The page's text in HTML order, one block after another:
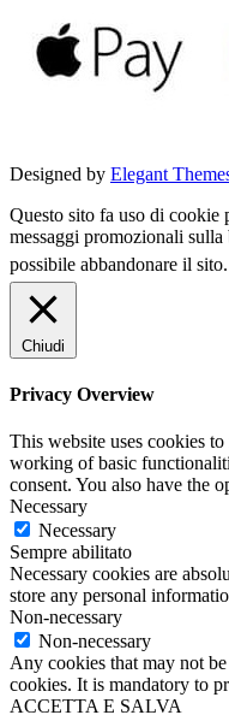
Designed by Elegant
Questo sito fa uso di cookie
messaggi promozionali
possibile abbandonare il sito.
Chiudi
Privacy Overview
This website uses cookies
working of basic
consent. You also have the
Necessary
Necessary
Sempre abilitato
Necessary cookies are
store any personal
Non-necessary
Non-necessary
Any cookies that may not
cookies. It is mandatory to
ACCETTA E SALVA